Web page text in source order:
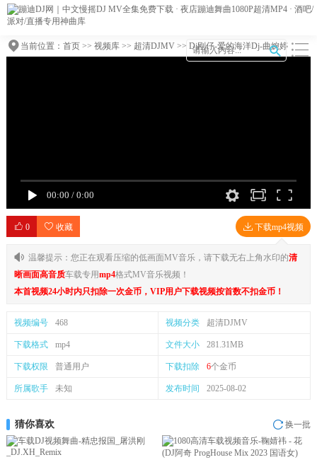
当前位置： 首页>> 视频库>> 超清DJMV>> Dj刚仔-爱的海洋Dj-曲婉婷
00:00 / 0:00
0 收藏 下载mp4视频
温馨提示：您正在观看压缩的低画面MV音乐，请下载无右上角水印的清
晰画面高音质车载专用mp4格式MV音乐视频！
本首视频24小时内只扣除一次金币，VIP用户下载视频按首数不扣金币！
视频编号 468 视频分类 超清DJMV
下载格式 mp4 文件大小 281.31MB
下载权限 普通用户 下载扣除 6个金币
所属歌手 未知 发布时间 2025-08-02
猜你喜欢 换一批